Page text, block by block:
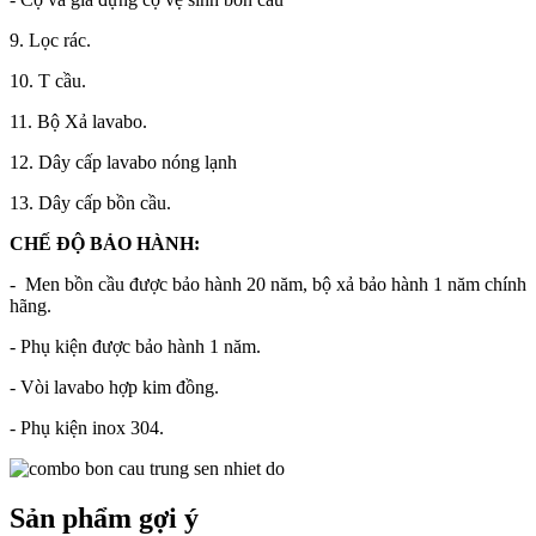
9. Lọc rác.
10. T cầu.
11. Bộ Xả lavabo.
12. Dây cấp lavabo nóng lạnh
13. Dây cấp bồn cầu.
CHẾ ĐỘ BẢO HÀNH:
- Men bồn cầu được bảo hành 20 năm, bộ xả bảo hành 1 năm chính
hãng.
- Phụ kiện được bảo hành 1 năm.
- Vòi lavabo hợp kim đồng.
- Phụ kiện inox 304.
Sản phẩm gợi ý